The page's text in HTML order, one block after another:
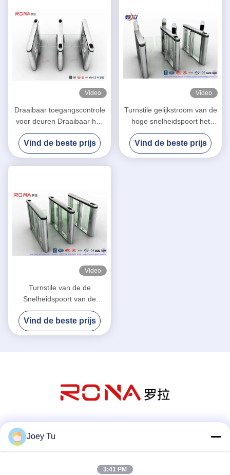
Video
Draaibaar toegangscontrole
voor deuren Draaibaar hek
Draaibaar hek voor
kantoorgebouwen
Vind de beste prijs
Video
Turnstile gelijkstroom van de
hoge snelheidspoort het
Beheersysteem van het
Servomotorbezoek voor de
Bankbouw
Vind de beste prijs
Video
Turnstile van de de
Snelheidspoort van de
ingangscontrole de Poort
van de het Roestvrije
staalbarrière van de
Vind de beste prijs
Joey Tu
3:41 PM